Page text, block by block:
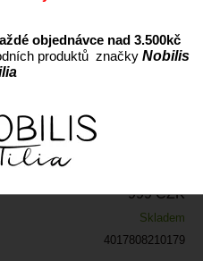
999 CZK
Skladem
4017808210179
objednávce nad 3.500kč
produktů značky Nobilis